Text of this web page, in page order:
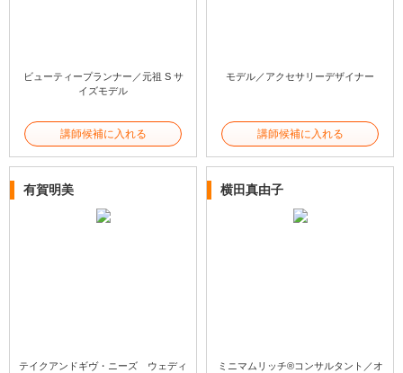
ビューティープランナー／元祖 S サ
イズモデル
講師候補に入れる
モデル／アクセサリーデザイナー
講師候補に入れる
有賀明美
テイクアンドギヴ・ニーズ ウェディ
横田真由子
ミニマムリッチ®コンサルタント／オ